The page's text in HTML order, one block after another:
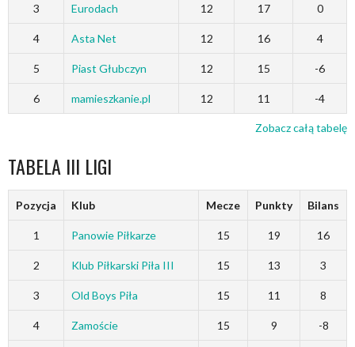
3 Eurodach 12 17 0
4 Asta Net 12 16 4
5 Piast Głubczyn 12 15 -6
6 mamieszkanie.pl 12 11 -4
Zobacz całą tabelę
TABELA III LIGI
Pozycja Klub Mecze Punkty Bilans
1 Panowie Piłkarze 15 19 16
2 Klub Piłkarski Piła III 15 13 3
3 Old Boys Piła 15 11 8
4 Zamoście 15 9 -8